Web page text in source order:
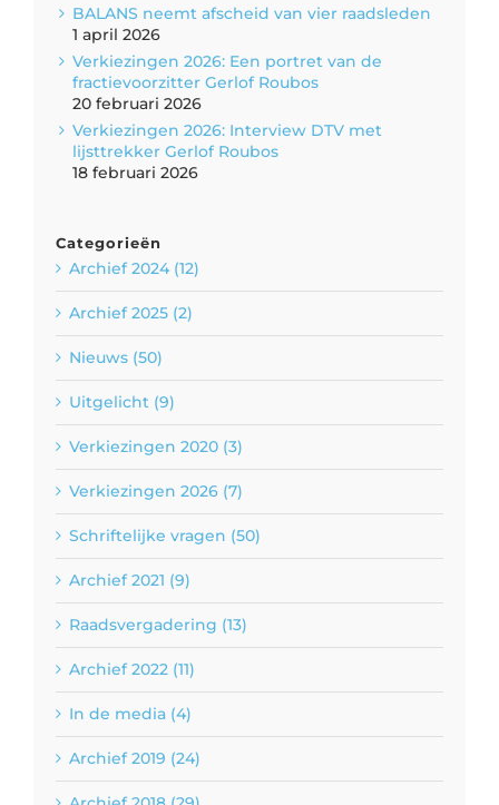
BALANS neemt afscheid van vier raadsleden
1 april 2026
Verkiezingen 2026: Een portret van de
fractievoorzitter Gerlof Roubos
20 februari 2026
Verkiezingen 2026: Interview DTV met
lijsttrekker Gerlof Roubos
18 februari 2026
Categorieën
Archief 2024 (12)
Archief 2025 (2)
Nieuws (50)
Uitgelicht (9)
Verkiezingen 2020 (3)
Verkiezingen 2026 (7)
Schriftelijke vragen (50)
Archief 2021 (9)
Raadsvergadering (13)
Archief 2022 (11)
In de media (4)
Archief 2019 (24)